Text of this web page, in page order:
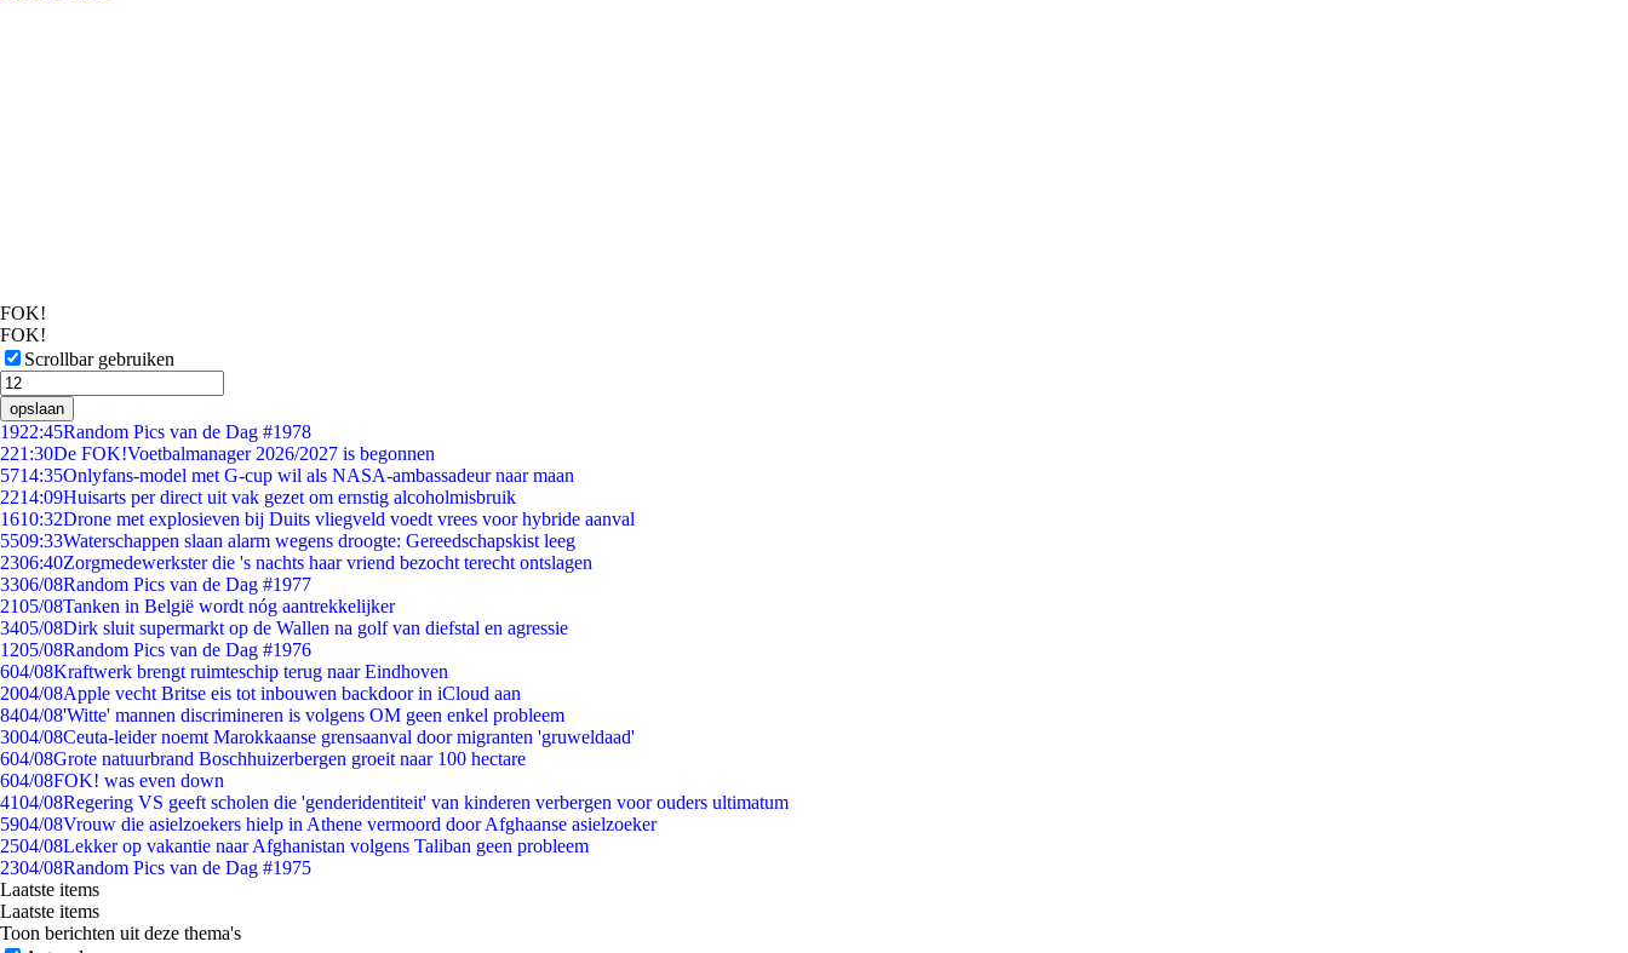
FOK!
FOK!
Scrollbar gebruiken
opslaan
1922:45Random Pics van de Dag #1978
221:30De FOK!Voetbalmanager 2026/2027 is begonnen
5714:35Onlyfans-model met G-cup wil als NASA-ambassadeur naar maan
2214:09Huisarts per direct uit vak gezet om ernstig alcoholmisbruik
1610:32Drone met explosieven bij Duits vliegveld voedt vrees voor hybride aanval
5509:33Waterschappen slaan alarm wegens droogte: Gereedschapskist leeg
2306:40Zorgmedewerkster die 's nachts haar vriend bezocht terecht ontslagen
3306/08Random Pics van de Dag #1977
2105/08Tanken in België wordt nóg aantrekkelijker
3405/08Dirk sluit supermarkt op de Wallen na golf van diefstal en agressie
1205/08Random Pics van de Dag #1976
604/08Kraftwerk brengt ruimteschip terug naar Eindhoven
2004/08Apple vecht Britse eis tot inbouwen backdoor in iCloud aan
8404/08'Witte' mannen discrimineren is volgens OM geen enkel probleem
3004/08Ceuta-leider noemt Marokkaanse grensaanval door migranten 'gruweldaad'
604/08Grote natuurbrand Boschhuizerbergen groeit naar 100 hectare
604/08FOK! was even down
4104/08Regering VS geeft scholen die 'genderidentiteit' van kinderen verbergen voor ouders ultimatum
5904/08Vrouw die asielzoekers hielp in Athene vermoord door Afghaanse asielzoeker
2504/08Lekker op vakantie naar Afghanistan volgens Taliban geen probleem
2304/08Random Pics van de Dag #1975
Laatste items
Laatste items
Toon berichten uit deze thema's